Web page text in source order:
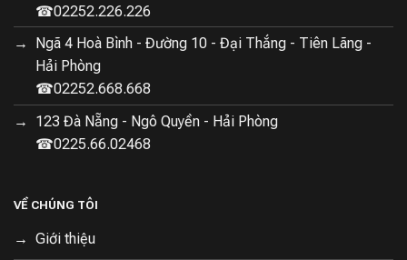
☎02252.226.226
Ngã 4 Hoà Bình - Đường 10 - Đại Thắng - Tiên Lãng -
Hải Phòng
☎02252.668.668
123 Đà Nẵng - Ngô Quyền - Hải Phòng
☎0225.66.02468
VỀ CHÚNG TÔI
Giới thiệu